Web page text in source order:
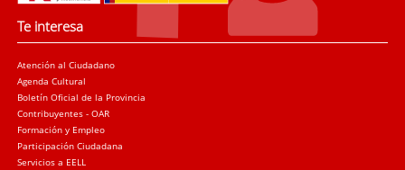
Te interesa
Atención al Ciudadano
Agenda Cultural
Boletín Oficial de la Provincia
Contribuyentes - OAR
Formación y Empleo
Participación Ciudadana
Servicios a EELL